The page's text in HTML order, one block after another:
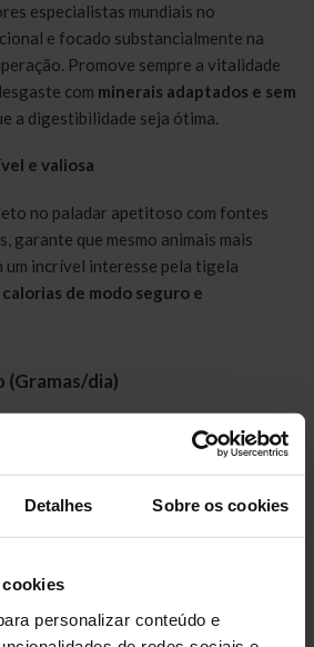
Detalhes Sobre os cookies
personalizar conteúdo e
especialistas mundiais no
e focado substancialmente na
Promove sempre a vitalidade
com minerais adaptados e sem
a digestibilidade seja ótima.
e valiosa
no paladar apetitoso com fontes
garante que mesmo animais mais
um incrível interesse pela tigela
calorias de modo seguro e
(Gramas/dia)
Quantidade (g)
35 g